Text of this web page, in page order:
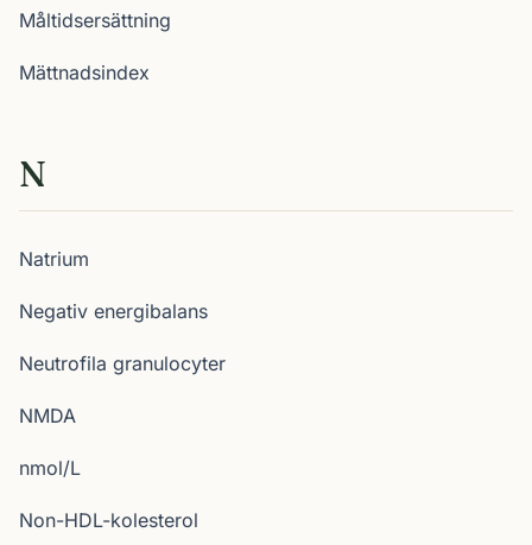
Måltidsersättning
Mättnadsindex
N
Natrium
Negativ energibalans
Neutrofila granulocyter
NMDA
nmol/L
Non-HDL-kolesterol